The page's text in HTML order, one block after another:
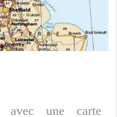
avec une carte